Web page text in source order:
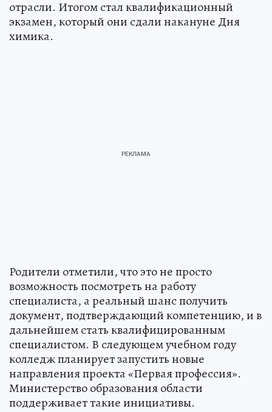
отрасли. Итогом стал квалификационный
экзамен, который они сдали накануне Дня
химика.
Родители отметили, что это не просто
возможность посмотреть на работу
специалиста, а реальный шанс получить
документ, подтверждающий компетенцию, и в
дальнейшем стать квалифицированным
специалистом. В следующем учебном году
колледж планирует запустить новые
направления проекта «Первая профессия».
Министерство образования области
поддерживает такие инициативы.